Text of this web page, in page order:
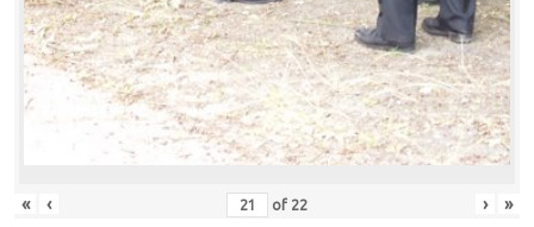
« ‹ of 22 › »